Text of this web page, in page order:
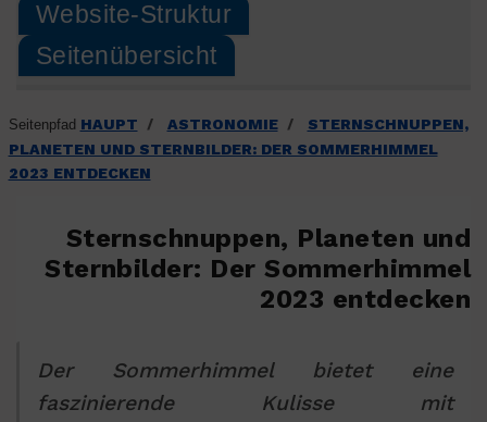
Website-Struktur
Seitenübersicht
Seitenpfad HAUPT / ASTRONOMIE /
STERNSCHNUPPEN,
PLANETEN UND STERNBILDER: DER SOMMERHIMMEL
2023 ENTDECKEN
Sternschnuppen, Planeten und
Sternbilder: Der Sommerhimmel
2023 entdecken
Der Sommerhimmel bietet eine
faszinierende Kulisse mit